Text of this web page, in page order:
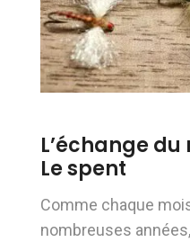
L’échange du
Le spent
Comme chaque
nombreuses années,